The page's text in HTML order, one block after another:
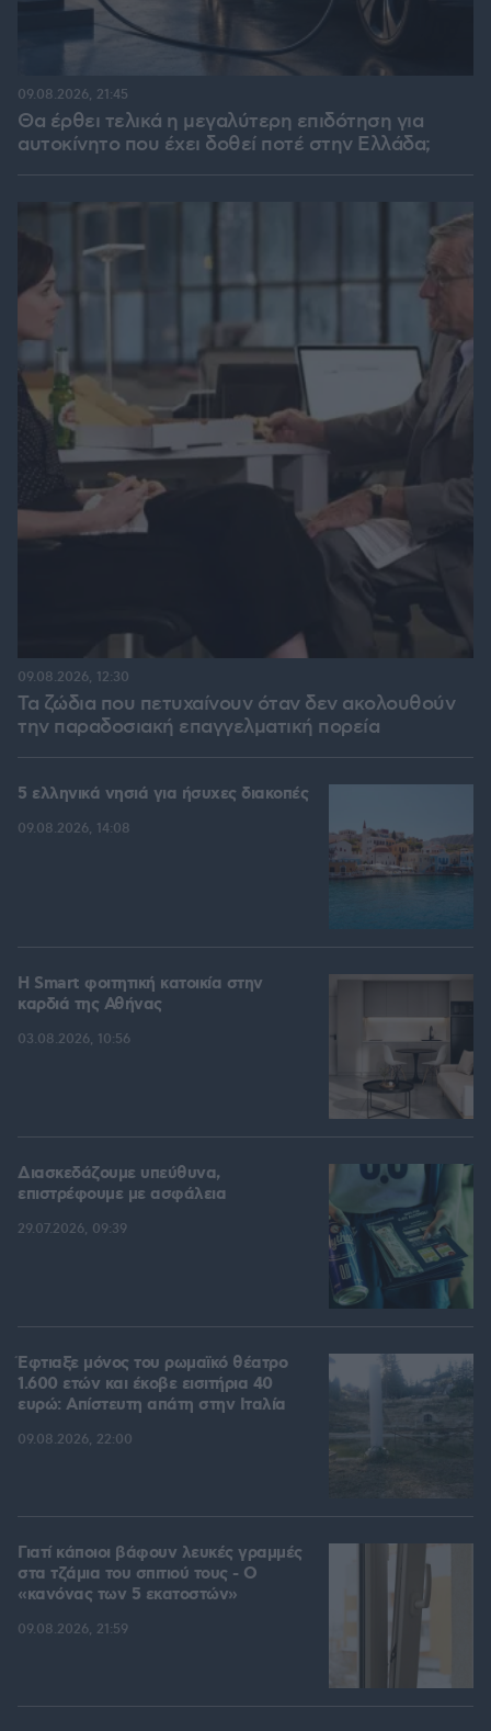
Θα έρθει τελικά η μεγαλύτερη επιδότηση για
αυτοκίνητο που έχει δοθεί ποτέ στην Ελλάδα;
09.08.2026, 21:45
Τα ζώδια που πετυχαίνουν όταν δεν ακολουθούν
την παραδοσιακή επαγγελματική πορεία
09.08.2026, 12:30
5 ελληνικά νησιά για ήσυχες διακοπές
09.08.2026, 14:08
Η Smart φοιτητική κατοικία στην
καρδιά της Αθήνας
03.08.2026, 10:56
Διασκεδάζουμε υπεύθυνα,
επιστρέφουμε με ασφάλεια
29.07.2026, 09:39
Έφτιαξε μόνος του ρωμαϊκό θέατρο
1.600 ετών και έκοβε εισιτήρια 40
ευρώ: Απίστευτη απάτη στην Ιταλία
09.08.2026, 22:00
Γιατί κάποιοι βάφουν λευκές γραμμές
στα τζάμια του σπιτιού τους - Ο
«κανόνας των 5 εκατοστών»
09.08.2026, 21:59